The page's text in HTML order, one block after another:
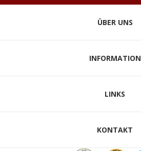
ÜBER UNS
INFORMATION
LINKS
KONTAKT